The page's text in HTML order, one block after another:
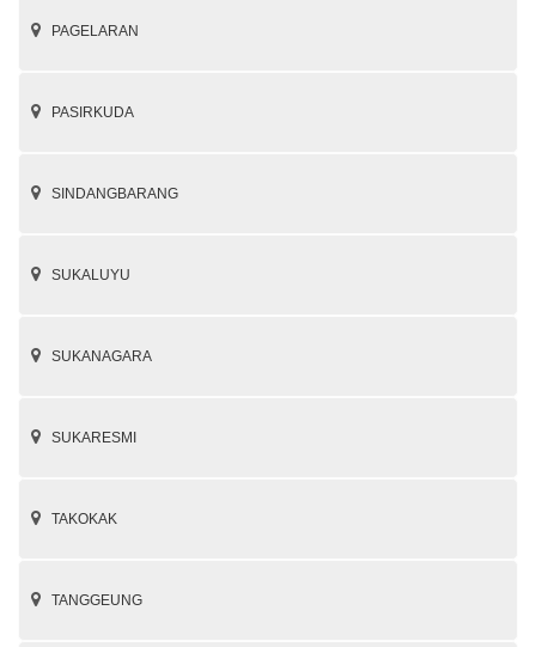
PAGELARAN
PASIRKUDA
SINDANGBARANG
SUKALUYU
SUKANAGARA
SUKARESMI
TAKOKAK
TANGGEUNG